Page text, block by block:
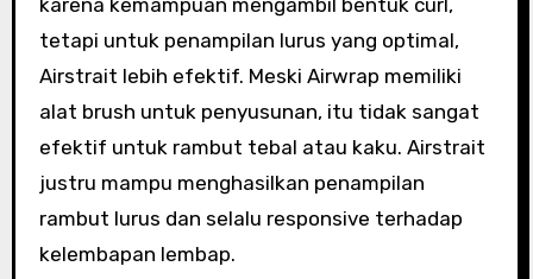
karena kemampuan mengambil bentuk curl,
tetapi untuk penampilan lurus yang optimal,
Airstrait lebih efektif. Meski Airwrap memiliki
alat brush untuk penyusunan, itu tidak sangat
efektif untuk rambut tebal atau kaku. Airstrait
justru mampu menghasilkan penampilan
rambut lurus dan selalu responsive terhadap
kelembapan lembap.